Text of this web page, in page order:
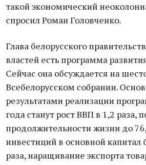
такой экономический
спросил Роман Головченко.
Глава белорусского
властей есть программа
Сейчас она обсуждается на
Всебелорусском собрании.
результатами реализации
года станут рост ВВП в 1,2 раза,
продолжительности жизни до
инвестиций в основной капитал
раза, наращивание экспорта